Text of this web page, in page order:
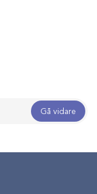
Gå vidare